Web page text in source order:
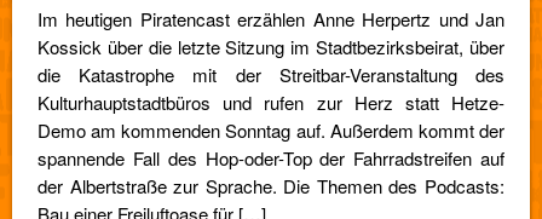
Im heutigen Piratencast erzählen Anne Herpertz und Jan
Kossick über die letzte Sitzung im Stadtbezirksbeirat, über
die Katastrophe mit der Streitbar-Veranstaltung des
Kulturhauptstadtbüros und rufen zur Herz statt Hetze-
Demo am kommenden Sonntag auf. Außerdem kommt der
spannende Fall des Hop-oder-Top der Fahrradstreifen auf
der Albertstraße zur Sprache. Die Themen des Podcasts:
Bau einer Freiluftoase für […]